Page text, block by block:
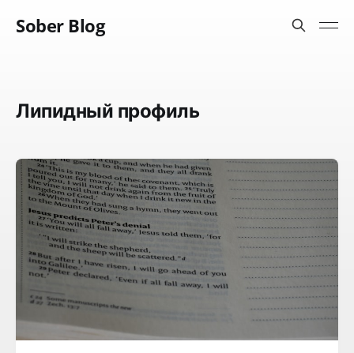
Sober Blog
Липидный профиль